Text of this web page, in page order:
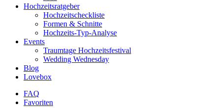
Hochzeitsratgeber
Hochzeitscheckliste
Formen & Schnitte
Hochzeits-Typ-Analyse
Events
Traumtage Hochzeitsfestival
Wedding Wednesday
Blog
Lovebox
FAQ
Favoriten